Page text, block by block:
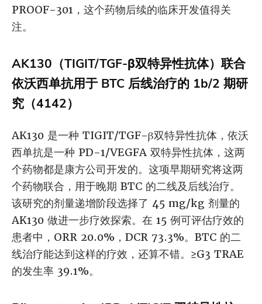
PROOF-301，这个药物后续的临床开发值得关
注。
AK130（TIGIT/TGF-β双特异性抗体）联合
依沃西单抗用于 BTC 后线治疗的 1b/2 期研
究（4142）
AK130 是一种 TIGIT/TGF-β双特异性抗体，依沃
西单抗是一种 PD-1/VEGFA 双特异性抗体，这两
个药物都是康方公司开发的。这项早期研究将这两
个药物联合，用于晚期 BTC 的二线及后线治疗。
该研究的剂量递增阶段选择了 45 mg/kg 剂量的
AK130 做进一步疗效探索。在 15 例可评估疗效的
患者中，ORR 20.0%，DCR 73.3%。BTC 的二
线治疗能达到这样的疗效，还算不错。≥G3 TRAE
的发生率 39.1%。